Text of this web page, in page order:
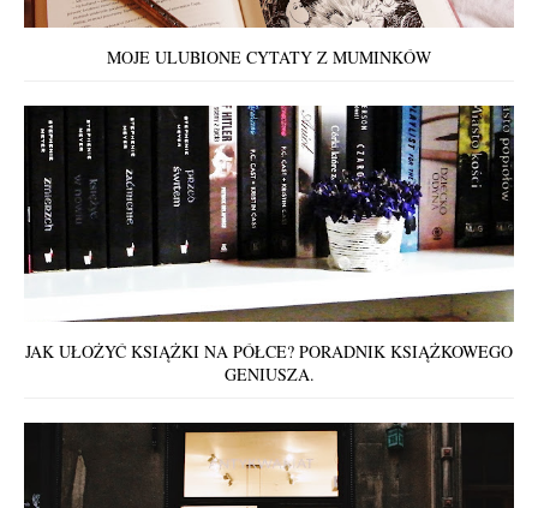
MOJE ULUBIONE CYTATY Z MUMINKÓW
JAK UŁOŻYĆ KSIĄŻKI NA PÓŁCE? PORADNIK KSIĄŻKOWEGO
GENIUSZA.